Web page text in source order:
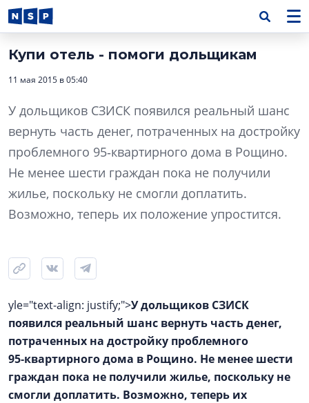
Купи отель - помоги дольщикам
11 мая 2015 в 05:40
У дольщиков СЗИСК появился реальный шанс
вернуть часть денег, потраченных на достройку
проблемного 95‑квартирного дома в Рощино.
Не менее шести граждан пока не получили
жилье, поскольку не смогли доплатить.
Возможно, теперь их положение упростится.
yle="text-align: justify;">У дольщиков СЗИСК
появился реальный шанс вернуть часть денег,
потраченных на достройку проблемного
95‑квартирного дома в Рощино. Не менее шести
граждан пока не получили жилье, поскольку не
смогли доплатить. Возможно, теперь их